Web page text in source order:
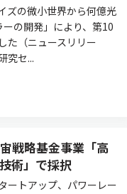
ズの微小世界から何億光
の開発」により、第10
た（ニュースリリー
究セ...
戦略基金事業「高
術」で採択
ートアップ、パワーレー